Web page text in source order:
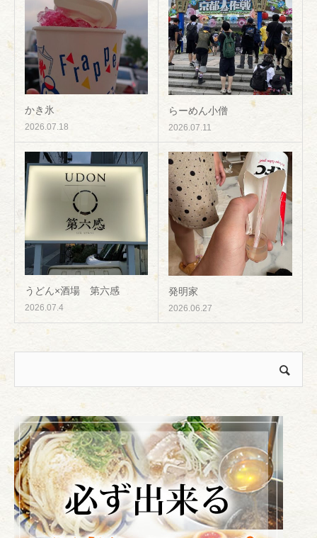
かき氷
2026.07.18
らーめん小僧
2026.07.11
うどん×酒場 第六感
2026.07.4
発明家
2026.06.27